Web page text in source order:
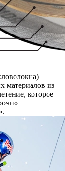
материалов из
которое